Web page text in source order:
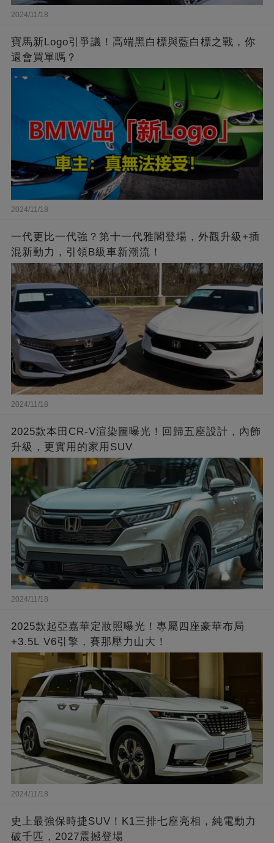
2024/11/18
寶馬新Logo引爭議！高端黑白標與藍白標之戰，你
還會買單嗎？
2024/11/18
一代更比一代強？第十一代雅閣登場，外觀升級+插
混新動力，引領B級車新潮流！
2024/11/18
2025款本田CR-V渲染圖曝光！回歸五座設計，內飾
升級，更實用的家用SUV
2024/11/18
2025款起亞嘉華定妝照曝光！專屬四座豪華布局
+3.5L V6引擎，賽那壓力山大！
2024/11/18
史上最強保時捷SUV！K1三排七座亮相，純電動力
破千匹，2027震撼登場